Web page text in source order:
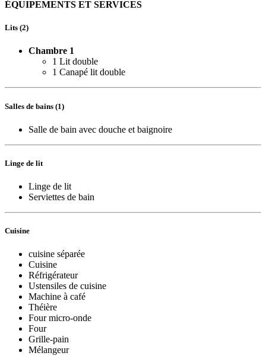
ÉQUIPEMENTS ET SERVICES
Lits (2)
Chambre 1
1 Lit double
1 Canapé lit double
Salles de bains (1)
Salle de bain avec douche et baignoire
Linge de lit
Linge de lit
Serviettes de bain
Cuisine
cuisine séparée
Cuisine
Réfrigérateur
Ustensiles de cuisine
Machine à café
Théière
Four micro-onde
Four
Grille-pain
Mélangeur